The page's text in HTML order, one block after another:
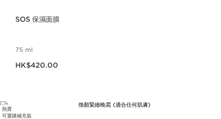
SOS 保濕面膜
75 ml
HK$420.00
熱賣
可選購補充裝